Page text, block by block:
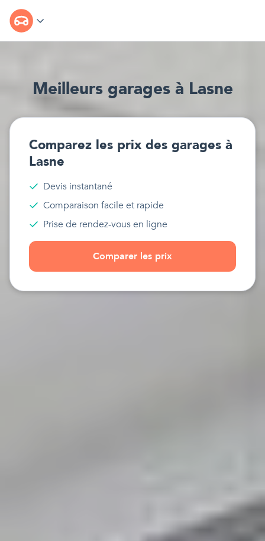
Meilleurs garagesà Lasne
Comparez les prix des garages à
Lasne
Devis instantané
Comparaison facile et rapide
Prise de rendez-vous en ligne
Comparer les prix